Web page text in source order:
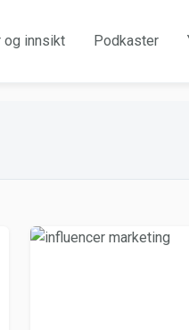
og innsikt Podkaster